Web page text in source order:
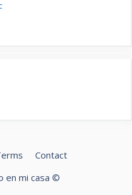
Contact
en mi casa ©